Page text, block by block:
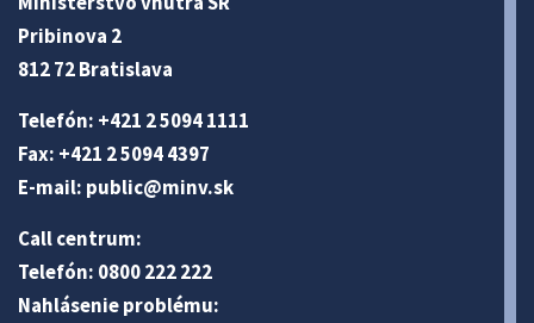
Pribinova 2
812 72 Bratislava
Telefón: +421 2 5094 1111
Fax: +421 2 5094 4397
E-mail: public@minv.sk
Call centrum:
Telefón: 0800 222 222
Nahlásenie problému: